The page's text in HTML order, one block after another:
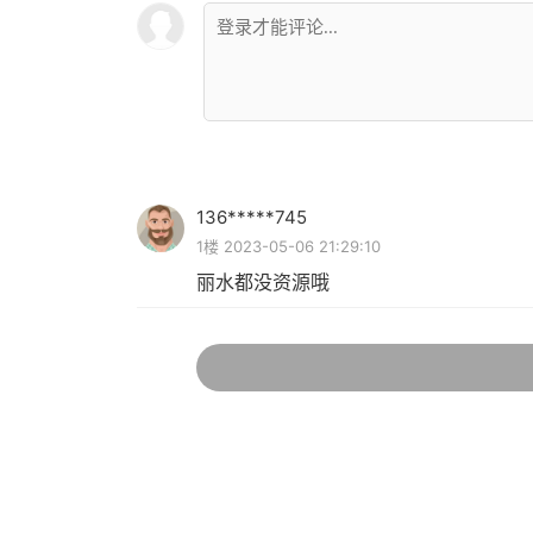
136*****745
1楼 2023-05-06 21:29:10
丽水都没资源哦